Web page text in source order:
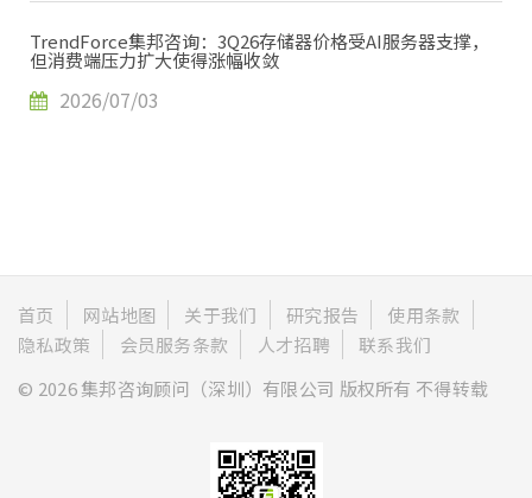
TrendForce集邦咨询：3Q26存储器价格受AI服务器支撑，
但消费端压力扩大使得涨幅收敛
2026/07/03
首页 网站地图 关于我们 研究报告
使用条款
隐私政策
会员服务条款 人才招聘
联系我们
© 2026 集邦咨询顾问（深圳）有限公司 版权所有 不得转载